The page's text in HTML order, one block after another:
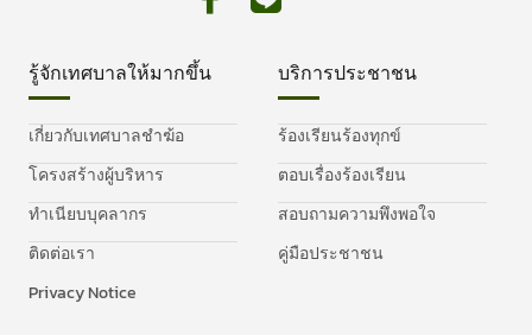
รู้จักเทศบาลให้มากขึ้น
เกี่ยวกับเทศบาลชำฆ้อ
โครงสร้างผู้บริหาร
ทำเนียบบุคลากร
ติดต่อเรา
Privacy Notice
บริการประชาชน
ร้องเรียนร้องทุกข์
ตอบเรื่องร้องเรียน
สอบถามความพึงพอใจ
คู่มือประชาชน